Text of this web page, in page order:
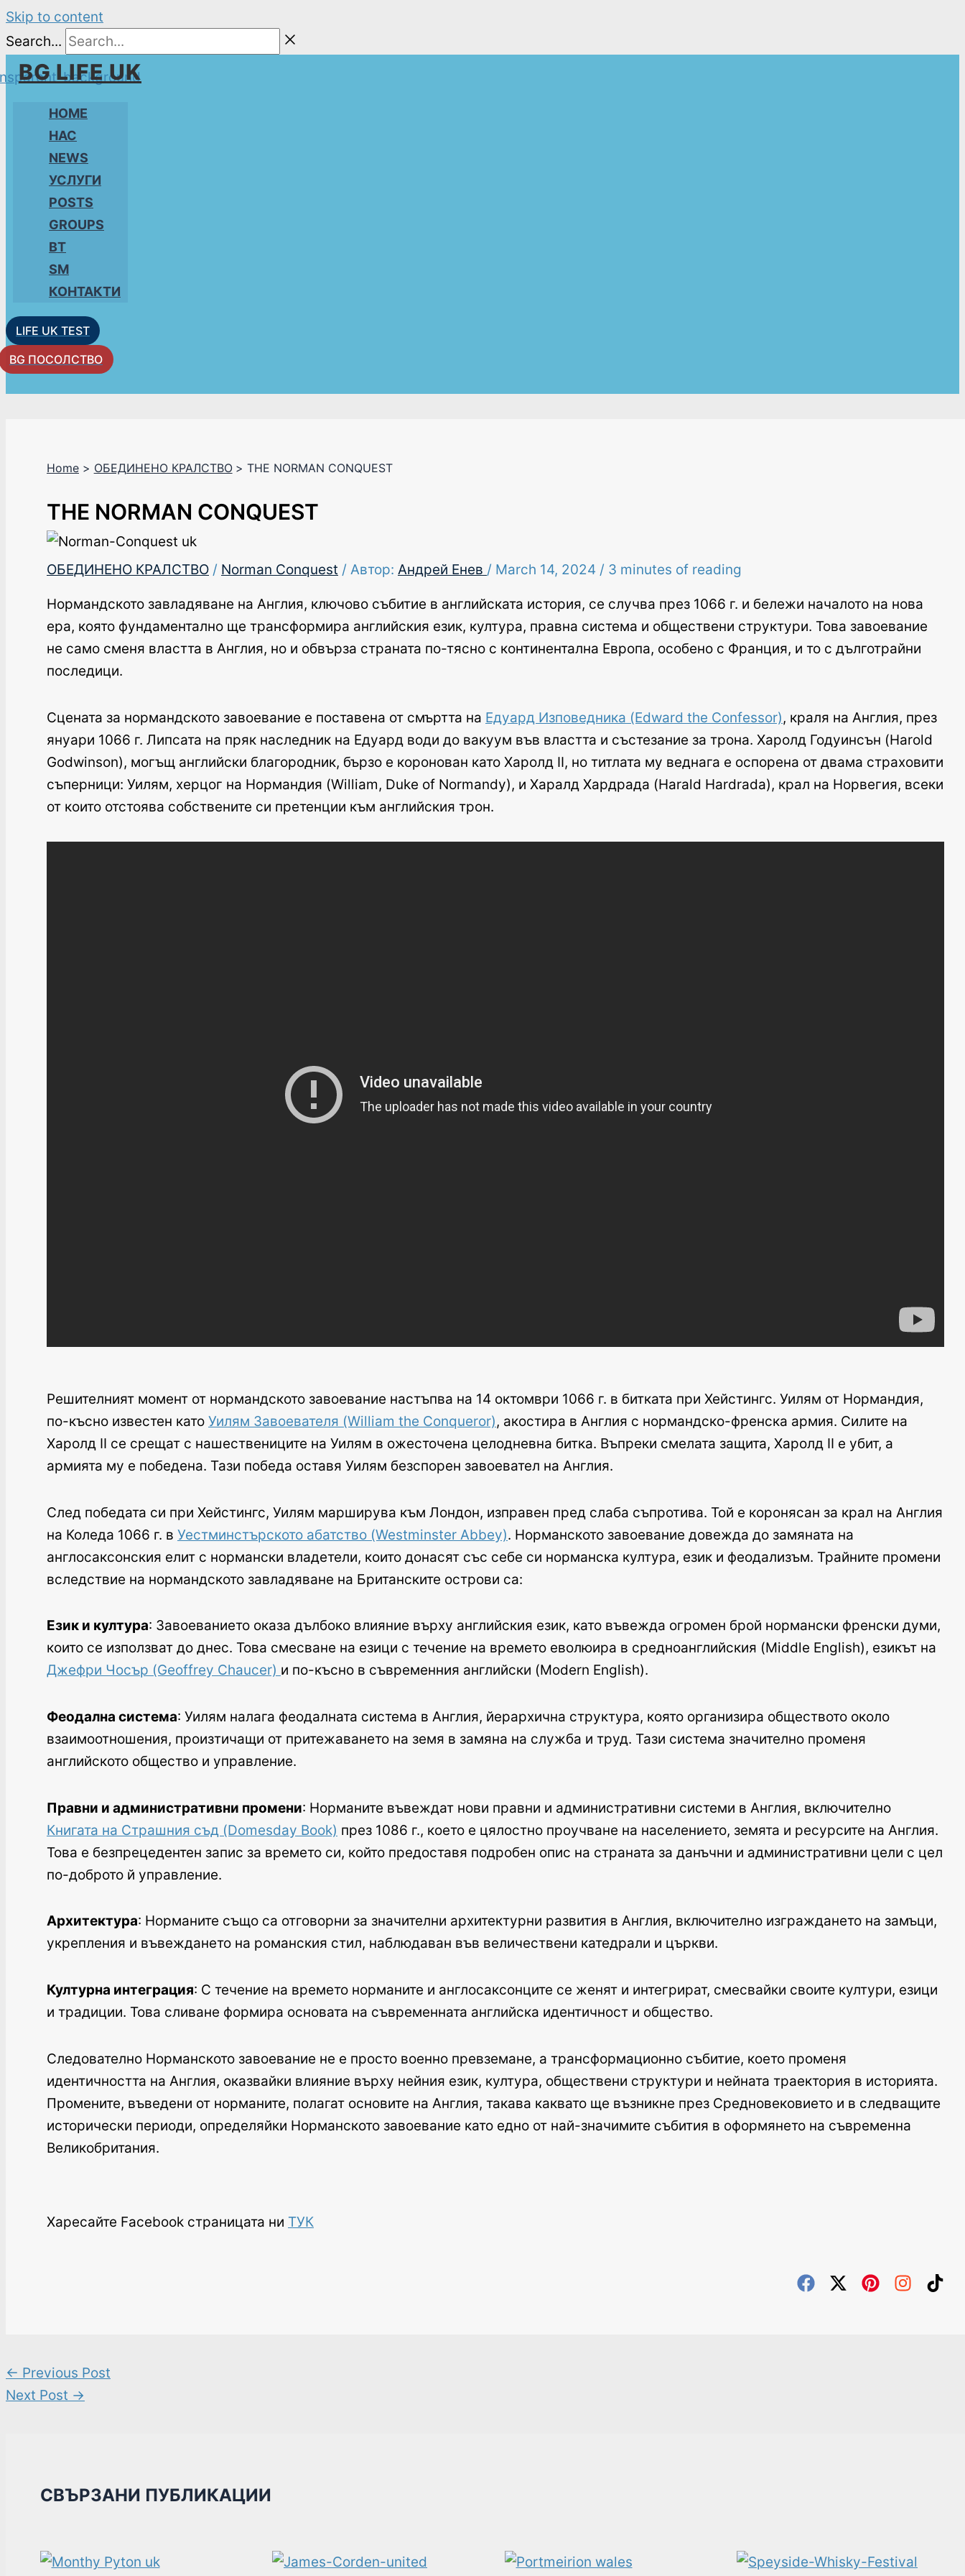
Skip to content
Search...
BG LIFE UK
HOME
НАС
NEWS
УСЛУГИ
POSTS
GROUPS
BT
SM
КОНТАКТИ
LIFE UK TEST
BG ПОСОЛСТВО
Home ОБЕДИНЕНО КРАЛСТВО THE NORMAN CONQUEST
THE NORMAN CONQUEST
ОБЕДИНЕНО КРАЛСТВО / Norman Conquest / Автор: Андрей Енев / March 14, 2024 / 3 minutes of reading
Нормандското завладяване на Англия, ключово събитие в английската история, се случва през 1066 г. и бележи началото на нова
ера, която фундаментално ще трансформира английския език, култура, правна система и обществени структури. Това завоевание
не само сменя властта в Англия, но и обвърза страната по-тясно с континентална Европа, особено с Франция, и то с дълготрайни
последици.
Сцената за нормандското завоевание е поставена от смъртта на Едуард Изповедника (Edward the Confessor), краля на Англия, през
януари 1066 г. Липсата на пряк наследник на Едуард води до вакуум във властта и състезание за трона. Харолд Годуинсън (Harold
Godwinson), могъщ английски благородник, бързо е коронован като Харолд II, но титлата му веднага е оспорена от двама страховити
съперници: Уилям, херцог на Нормандия (William, Duke of Normandy), и Харалд Хардрада (Harald Hardrada), крал на Норвегия, всеки
от които отстоява собствените си претенции към английския трон.
Решителният момент от нормандското завоевание настъпва на 14 октомври 1066 г. в битката при Хейстингс. Уилям от Нормандия,
по-късно известен като Уилям Завоевателя (William the Conqueror), акостира в Англия с нормандско-френска армия. Силите на
Харолд II се срещат с нашествениците на Уилям в ожесточена целодневна битка. Въпреки смелата защита, Харолд II е убит, а
армията му е победена. Тази победа оставя Уилям безспорен завоевател на Англия.
След победата си при Хейстингс, Уилям марширува към Лондон, изправен пред слаба съпротива. Той е коронясан за крал на Англия
на Коледа 1066 г. в Уестминстърското абатство (Westminster Abbey). Норманското завоевание довежда до замяната на
англосаксонския елит с нормански владетели, които донасят със себе си норманска култура, език и феодализъм. Трайните промени
вследствие на нормандското завладяване на Британските острови са:
Език и култура: Завоеванието оказа дълбоко влияние върху английския език, като въвежда огромен брой нормански френски думи,
които се използват до днес. Това смесване на езици с течение на времето еволюира в средноанглийския (Middle English), езикът на
Джефри Чосър (Geoffrey Chaucer) и по-късно в съвременния английски (Modern English).
Феодална система: Уилям налага феодалната система в Англия, йерархична структура, която организира обществото около
взаимоотношения, произтичащи от притежаването на земя в замяна на служба и труд. Тази система значително променя
английското общество и управление.
Правни и административни промени: Норманите въвеждат нови правни и административни системи в Англия, включително
Книгата на Страшния съд (Domesday Book) през 1086 г., което е цялостно проучване на населението, земята и ресурсите на Англия.
Това е безпрецедентен запис за времето си, който предоставя подробен опис на страната за данъчни и административни цели с цел
по-доброто й управление.
Архитектура: Норманите също са отговорни за значителни архитектурни развития в Англия, включително изграждането на замъци,
укрепления и въвеждането на романския стил, наблюдаван във величествени катедрали и църкви.
Културна интеграция: С течение на времето норманите и англосаксонците се женят и интегрират, смесвайки своите култури, езици
и традиции. Това сливане формира основата на съвременната английска идентичност и общество.
Следователно Норманското завоевание не е просто военно превземане, а трансформационно събитие, което променя
идентичността на Англия, оказвайки влияние върху нейния език, култура, обществени структури и нейната траектория в историята.
Промените, въведени от норманите, полагат основите на Англия, такава каквато ще възникне през Средновековието и в следващите
исторически периоди, определяйки Норманското завоевание като едно от най-значимите събития в оформянето на съвременна
Великобритания.
Харесайте Facebook страницата ни ТУК
← Previous Post
Next Post →
СВЪРЗАНИ ПУБЛИКАЦИИ